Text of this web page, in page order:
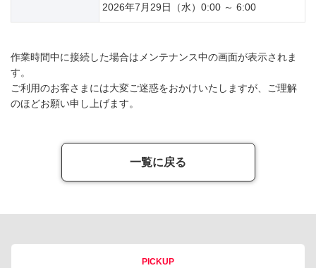
2026年7月29日（水）0:00 ～ 6:00
作業時間中に接続した場合はメンテナンス中の画面が表示されま
す。
ご利用のお客さまには大変ご迷惑をおかけいたしますが、ご理解
のほどお願い申し上げます。
一覧に戻る
PICKUP